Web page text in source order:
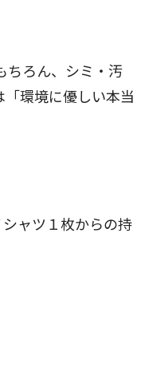
ちろん、シミ・汚
環境に優しい本当
ャツ１枚からの持